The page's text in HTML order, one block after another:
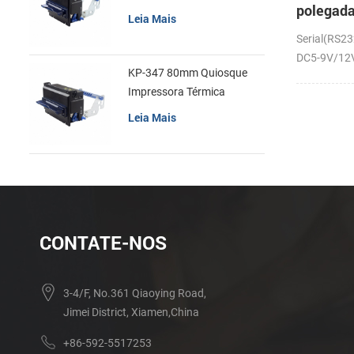
em
térmica
DC5-9V/
recibos
Leia Mais
KP-347 80mm Quiosque
Impressora Térmica
Leia Mais
CONTATE-NOS
3-4/F, No.361 Qiaoying Road,
Jimei District, Xiamen,China
+86-592-5517253